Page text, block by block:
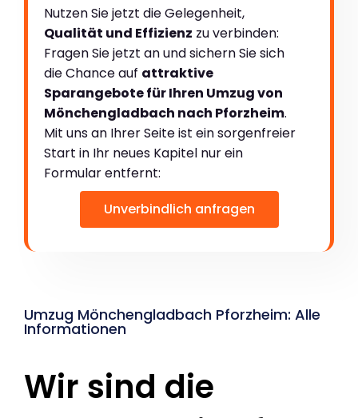
Nutzen Sie jetzt die Gelegenheit,
Qualität und Effizienz zu verbinden:
Fragen Sie jetzt an und sichern Sie sich
die Chance auf attraktive
Sparangebote für Ihren Umzug von
Mönchengladbach nach Pforzheim.
Mit uns an Ihrer Seite ist ein sorgenfreier
Start in Ihr neues Kapitel nur ein
Formular entfernt:
Unverbindlich anfragen
Umzug Mönchengladbach Pforzheim: Alle
Informationen
Wir sind die